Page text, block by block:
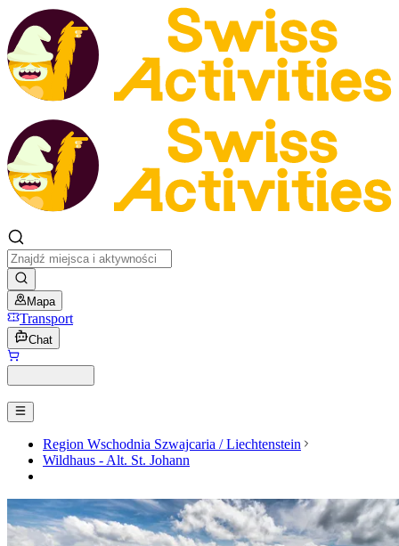
Mapa
Transport
Chat
Region Wschodnia Szwajcaria / Liechtenstein
Wildhaus - Alt. St. Johann